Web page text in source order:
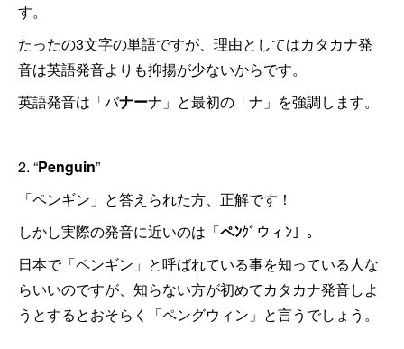
す。
たったの3文字の単語ですが、理由としてはカタカナ発
音は英語発音よりも抑揚が少ないからです。
英語発音は「バナーナ」と最初の「ナ」を強調します。
2. “Penguin”
「ペンギン」と答えられた方、正解です！
しかし実際の発音に近いのは「ペﾝｸﾞウィﾝ」。
日本で「ペンギン」と呼ばれている事を知っている人な
らいいのですが、知らない方が初めてカタカナ発音しよ
うとするとおそらく「ペングウィン」と言うでしょう。